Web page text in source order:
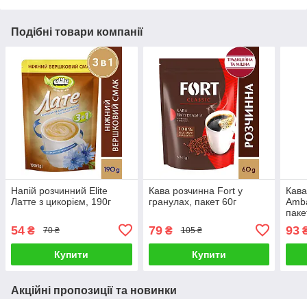
Подібні товари компанії
Напій розчинний Elite
Латте з цикорієм, 190г
54 ₴ 70 ₴
Купити
Кава розчинна Fort у
гранулах, пакет 60г
79₴ 105 ₴
Купити
93
Акційні пропозиції та новинки